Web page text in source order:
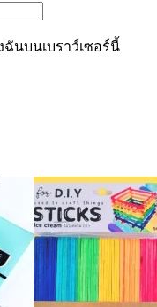
นบนเบราว์เซอร์นี้